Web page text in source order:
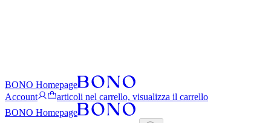
BONO Homepage
Account
articoli nel carrello, visualizza il carrello
BONO Homepage